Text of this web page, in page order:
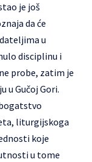
je još
da će
u
disciplinu i
probe, zatim je
u Gučoj Gori.
liturgijskoga
koje
u tome